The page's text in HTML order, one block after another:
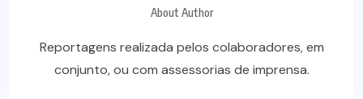
About Author
Reportagens realizada pelos colaboradores, em
conjunto, ou com assessorias de imprensa.